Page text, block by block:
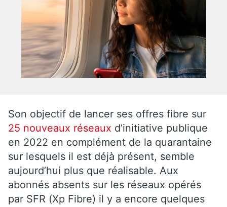
Son objectif de lancer ses offres fibre sur
25 nouveaux réseaux d’initiative publique
en 2022 en complément de la quarantaine
sur lesquels il est déjà présent, semble
aujourd’hui plus que réalisable. Aux
abonnés absents sur les réseaux opérés
par SFR (Xp Fibre) il y a encore quelques